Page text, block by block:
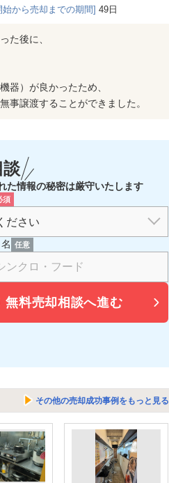
始から売却までの期間] 49日
た後に、
器）が良かったため、
事譲渡することができました。
た情報の秘密は厳守いたします
須
任意
無料売却相談へ進む
その他の売却成功事例をもっと見る